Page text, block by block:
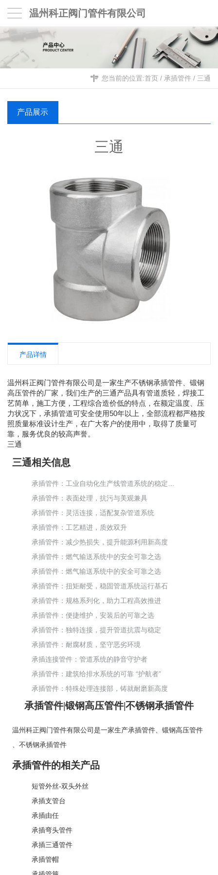
温州科正阀门管件有限公司
您当前的位置:首页 / 承插管件 / 三通
产品展示
三通
产品详情
温州科正阀门管件有限公司是一家生产不锈钢承插管件、锻钢
高压管件的厂家，我们生产的三通产品具有管道质轻，焊接工
艺简单，施工方便，工程综合造价低的特点，在额定温度、压
力状况下，承插管道可安全使用50年以上，全部流程都严格按
照质量标准设计生产，在广大客户的使用中，取得了质量可
靠，服务优良的较高声誉。
三通
三通相关信息
承插管件：表面处理，抗污与美观兼具
承插管件：灵活连接，适配复杂管道系统
承插管件：工艺精进，质效双升
承插管件：减少热损失，提升能源利用新高度
承插管件：燃气输送系统中的安全可靠之选
承插管件：燃气输送系统中的安全可靠之选
承插管件：扭矩耐受，稳固管道系统运行基石
承插管件：规格系列化，助力工程高效推进
承插管件：便捷维护，安装后的可靠之选
承插管件：独特连接，提升管道抗震与稳定
承插管件：耐腐材质，坚守恶劣环境
承插连接管件：管道系统的静音守护者
承插管件：建筑给排水系统的可靠 “护航者”
承插管件：特殊处理连接部，铸就耐磨新高度
承插管件|锻钢高压管件|不锈钢承插管件
温州科正阀门管件有限公司是一家生产承插管件
锻钢高压管件
不锈钢承插管件
承插管件的相关产品
短管外丝-双头外丝
承插支管台
承插由任
承插弯头管件
承插三通管件
承插管帽